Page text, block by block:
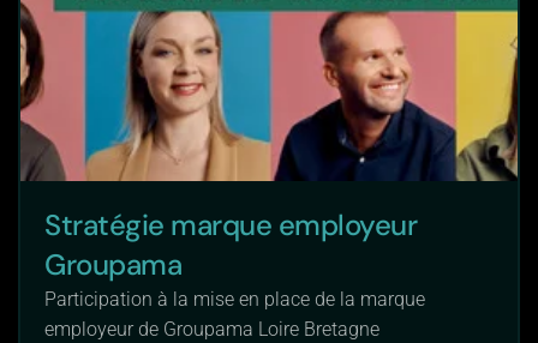
Stratégie marque employeur
Groupama
Participation à la mise en place de la marque
employeur de Groupama Loire Bretagne